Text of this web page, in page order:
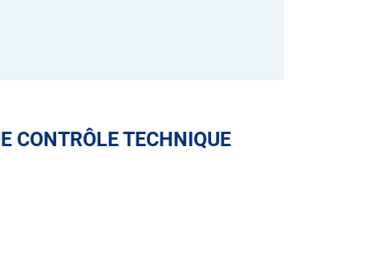
CONTRÔLE TECHNIQUE